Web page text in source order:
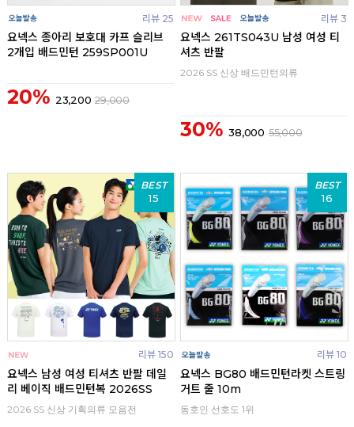
리뷰 25
요넥스 종아리 보호대 카프 슬리브
2개입 배드민턴 259SP001U
20% 23,200 29,000
리뷰 3
요넥스 261TS043U 남성 여성 티
셔츠 반팔
2026 SS 신상 배드민턴의류
30% 38,000 55,000
BEST
15
리뷰 150
요넥스 남성 여성 티셔츠 반팔 데일
리 베이직 배드민턴복 2026SS
2026 SS 신상 기획의류 모음전
BEST
16
리뷰 10
요넥스 BG80 배드민턴라켓 스트링
거트 줄 10m
동호인 선호도 1위